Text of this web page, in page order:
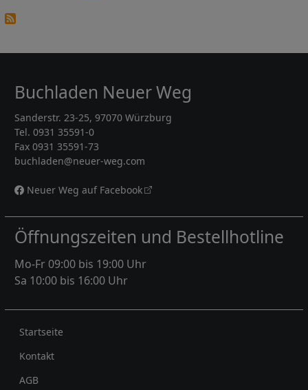
Buchladen Neuer Weg
Sanderstr. 23-25, 97070 Würzburg
Tel. 0931 35591-0
Fax 0931 35591-73
buchladen@neuer-weg.com
Neuer Weg auf Facebook
Öffnungszeiten und Bestellhotline
Mo-Fr 09:00 bis 19:00 Uhr
Sa 10:00 bis 16:00 Uhr
Rechtliches
Startseite
Kontakt
AGB